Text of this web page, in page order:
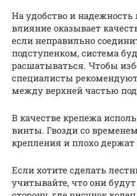
На удобство и
влияние оказывает
если неправильно
подступенком, система
расшатываться. Чтобы
специалисты рекомендуют
между верхней частью
В качестве крепежа
винты. Гвозди со
крепления и плохо держат
Если хотите сделать
учитывайте, что они